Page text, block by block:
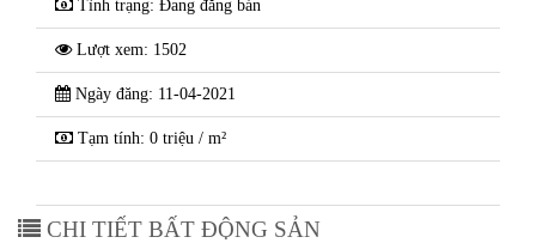
Tình trạng: Đang đăng bán
Lượt xem: 1502
Ngày đăng: 11-04-2021
Tạm tính: 0 triệu / m²
CHI TIẾT BẤT ĐỘNG SẢN